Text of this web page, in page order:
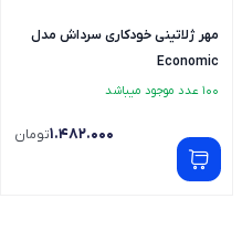
مهر ژلاتینی خودکاری سرداش مدل
Economic
100 عدد موجود میباشد
1.482.000تومان